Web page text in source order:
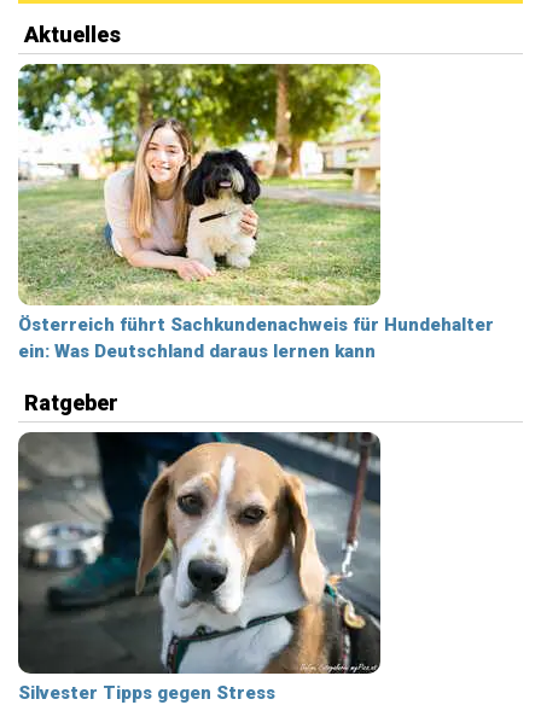
Aktuelles
Österreich führt Sachkundenachweis für Hundehalter
ein: Was Deutschland daraus lernen kann
Ratgeber
Silvester Tipps gegen Stress